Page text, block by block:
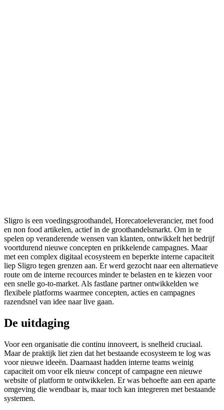
Sligro is een voedingsgroothandel, Horecatoeleverancier, met food
en non food artikelen, actief in de groothandelsmarkt. Om in te
spelen op veranderende wensen van klanten, ontwikkelt het bedrijf
voortdurend nieuwe concepten en prikkelende campagnes. Maar
met een complex digitaal ecosysteem en beperkte interne capaciteit
liep Sligro tegen grenzen aan. Er werd gezocht naar een alternatieve
route om de interne recources minder te belasten en te kiezen voor
een snelle go-to-market. Als fastlane partner ontwikkelden we
flexibele platforms waarmee concepten, acties en campagnes
razendsnel van idee naar live gaan.
De uitdaging
Voor een organisatie die continu innoveert, is snelheid cruciaal.
Maar de praktijk liet zien dat het bestaande ecosysteem te log was
voor nieuwe ideeën. Daarnaast hadden interne teams weinig
capaciteit om voor elk nieuw concept of campagne een nieuwe
website of platform te ontwikkelen. Er was behoefte aan een aparte
omgeving die wendbaar is, maar toch kan integreren met bestaande
systemen.